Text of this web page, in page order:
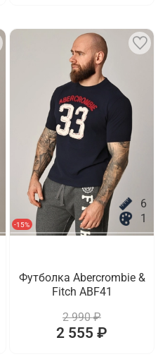
-15%
6
1
Футболка Abercrombie &
Fitch ABF41
2 990 ₽
2 555 ₽